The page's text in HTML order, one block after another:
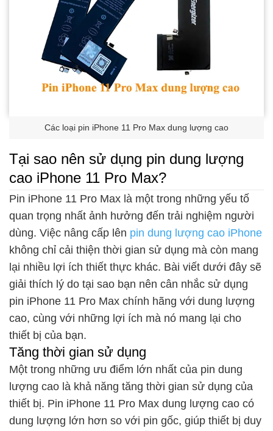
Các loại pin iPhone 11 Pro Max dung lượng cao
Tại sao nên sử dụng pin dung lượng
cao iPhone 11 Pro Max?
Pin iPhone 11 Pro Max là một trong những yếu tố
quan trọng nhất ảnh hưởng đến trải nghiệm người
dùng. Việc nâng cấp lên pin dung lượng cao iPhone
không chỉ cải thiện thời gian sử dụng mà còn mang
lại nhiều lợi ích thiết thực khác. Bài viết dưới đây sẽ
giải thích lý do tại sao bạn nên cân nhắc sử dụng
pin iPhone 11 Pro Max chính hãng với dung lượng
cao, cùng với những lợi ích mà nó mang lại cho
thiết bị của bạn.
Tăng thời gian sử dụng
Một trong những ưu điểm lớn nhất của pin dung
lượng cao là khả năng tăng thời gian sử dụng của
thiết bị. Pin iPhone 11 Pro Max dung lượng cao có
dung lượng lớn hơn so với pin gốc, giúp thiết bị duy